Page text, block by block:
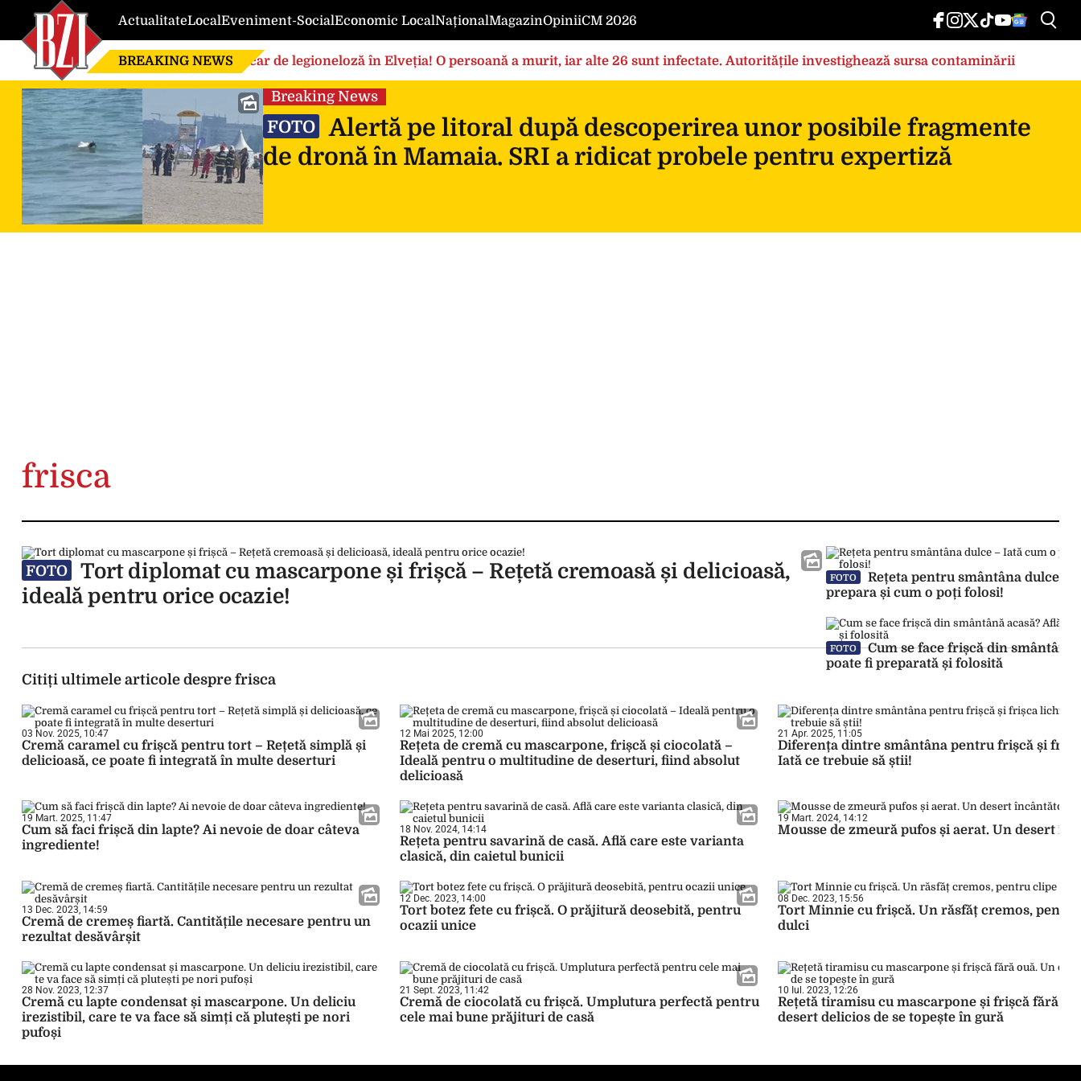
ActualitateLocalEveniment-SocialEconomic LocalNaționalMagazinOpiniiCM 2026
BREAKING NEWS Focar de legioneloză în Elveția! O persoană a murit, iar alte 26 sunt infectate. Autoritățile investighează sursa contaminării
Breaking News
FOTO
Alertă pe litoral după descoperirea unor posibile fragmente
de dronă în Mamaia. SRI a ridicat probele pentru expertiză
frisca
FOTO
Tort diplomat cu mascarpone și frișcă – Rețetă cremoasă și delicioasă,
ideală pentru orice ocazie!
FOTO
Rețeta pentru smântâna dulce –
prepara și cum o poți folosi!
FOTO
Cum se face frișcă din smântână
poate fi preparată și folosită
Citiți ultimele articole despre frisca
03 Nov. 2025, 10:47
Cremă caramel cu frișcă pentru tort – Rețetă simplă și
delicioasă, ce poate fi integrată în multe deserturi
12 Mai 2025, 12:00
Rețeta de cremă cu mascarpone, frișcă și ciocolată –
Ideală pentru o multitudine de deserturi, fiind absolut
delicioasă
21 Apr. 2025, 11:05
Diferența dintre smântâna pentru frișcă și
Iată ce trebuie să știi!
19 Mart. 2025, 11:47
Cum să faci frișcă din lapte? Ai nevoie de doar câteva
ingrediente!
18 Nov. 2024, 14:14
Rețeta pentru savarină de casă. Află care este varianta
clasică, din caietul bunicii
19 Mart. 2024, 14:12
Mousse de zmeură pufos și aerat. Un desert
13 Dec. 2023, 14:59
Cremă de cremeș fiartă. Cantitățile necesare pentru un
rezultat desăvârșit
12 Dec. 2023, 14:00
Tort botez fete cu frișcă. O prăjitură deosebită, pentru
ocazii unice
08 Dec. 2023, 15:56
Tort Minnie cu frișcă. Un răsfăț cremos,
dulci
28 Nov. 2023, 12:37
Cremă cu lapte condensat și mascarpone. Un deliciu
irezistibil, care te va face să simți că plutești pe nori
pufoși
21 Sept. 2023, 11:42
Cremă de ciocolată cu frișcă. Umplutura perfectă pentru
cele mai bune prăjituri de casă
10 Iul. 2023, 12:26
Rețetă tiramisu cu mascarpone și frișcă fără
desert delicios de se topește în gură